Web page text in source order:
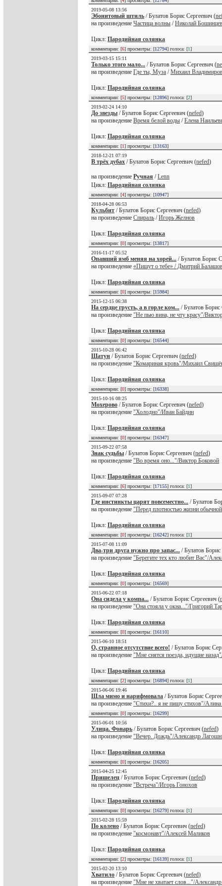
2019-05-08 13:56
Эбонитовый штиль / Булатов Борис Сергеевич (
на произведение Частица волны /Николай
Цикл: Пародийная солянка
комментарии: [6] просмотры: [12794] голоса: [1]
2019-03-15 15:11
Только этого мало... / Булатов Борис Сергеевич (
на произведение Где ты, Муза /Михаил
Цикл: Пародийная солянка
комментарии: [5] просмотры: [12896] голоса: [2]
2019-02-24 14:10
До звезды / Булатов Борис Сергеевич (nefed)
на произведение Время белой воды /Елена
Цикл: Пародийная солянка
комментарии: [1] просмотры: [13163]
2018-12-21 07:19
В трёх дубах / Булатов Борис Сергеевич (nefed)
на произведение Ручная /Lenn
Цикл: Пародийная солянка
комментарии: [4] просмотры: [10947]
2018-04-28 06:53
Кульбит / Булатов Борис Сергеевич (nefed)
на произведение Спираль /Игорь Желнов
Цикл: Пародийная солянка
комментарии: [0] просмотры: [13817]
2016-11-17 05:52
Опавший ямб меняя на хорей... / Булатов Борис
на произведение «Пишут о тебе» / Дмитрий
Цикл: Пародийная солянка
комментарии: [0] просмотры: [15984]
2015-12-15 06:38
На сердце грусть, а в горле ком... / Булатов Борис
на произведение "Не пью вина, не чту красу"/
Цикл: Пародийная солянка
комментарии: [0] просмотры: [16544]
2015-10-28 06:42
Шатун / Булатов Борис Сергеевич (nefed)
на произведение "Комариная кровь"/Михаил
Цикл: Пародийная солянка
комментарии: [0] просмотры: [16338]
2015-10-16 08:25
Мохерово / Булатов Борис Сергеевич (nefed)
на произведение "Холодно"/Иван Байдин
Цикл: Пародийная солянка
комментарии: [0] просмотры: [16347]
2015-09-22 07:58
Знак судьбы / Булатов Борис Сергеевич (nefed)
на произведение "Во время оно..."/Виктор Боковой
Цикл: Пародийная солянка
комментарии: [6] просмотры: [17155] голоса: [1]
2015-09-07 07:28
Где инстинкты царят повсеместно... / Булатов
на произведение "Перед плотностью жизни
Цикл: Пародийная солянка
комментарии: [0] просмотры: [16242] голоса: [1]
2015-07-08 11:09
Два-три друга нужно про запас... / Булатов
на произведение "Берегите тех кто любит Вас"/
Цикл: Пародийная солянка
комментарии: [0] просмотры: [16569]
2015-06-22 07:18
Она сидела у компа... / Булатов Борис Сергеевич (
на произведение "Она стояла у окна..."/Григорий
Цикл: Пародийная солянка
комментарии: [0] просмотры: [16110]
2015-06-10 18:51
О, странное отсутствие всего! / Булатов Борис
на произведение "Мне снятся поезда, идущие
Цикл: Пародийная солянка
комментарии: [2] просмотры: [16894] голоса: [1]
2015-06-06 19:46
Шла мимо и нарифмовала / Булатов Борис
на произведение "Стихи?.. я не пишу стихов"/
комментарии: [0] просмотры: [16299]
2015-06-01 10:56
Улица. Фонарь / Булатов Борис Сергеевич (nefed)
на произведение "Вечер. Дождь"/Александр
Цикл: Пародийная солянка
комментарии: [0] просмотры: [16205]
2015-04-25 12:45
Пришелец / Булатов Борис Сергеевич (nefed)
на произведение "Встреча"/Игорь Гонохов
Цикл: Пародийная солянка
комментарии: [0] просмотры: [16279] голоса: [1]
2015-02-28 15:59
По колено / Булатов Борис Сергеевич (nefed)
на произведение "космонавт"/Алексей Маликов
Цикл: Пародийная солянка
комментарии: [2] просмотры: [16139] голоса: [1]
2015-02-20 13:10
Хватило / Булатов Борис Сергеевич (nefed)
на произведение "Мне не хватает слов..."/